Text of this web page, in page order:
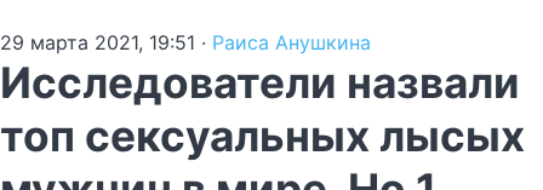
29 марта 2021, 19:51 · Раиса Анушкина
Исследователи назвали
топ сексуальных лысых